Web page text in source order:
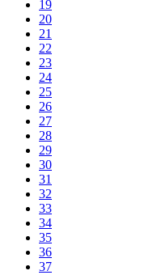
19
20
21
22
23
24
25
26
27
28
29
30
31
32
33
34
35
36
37